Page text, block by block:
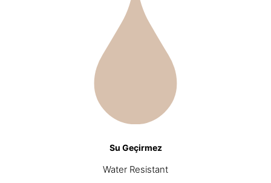
Su Geçirmez
Water Resistant